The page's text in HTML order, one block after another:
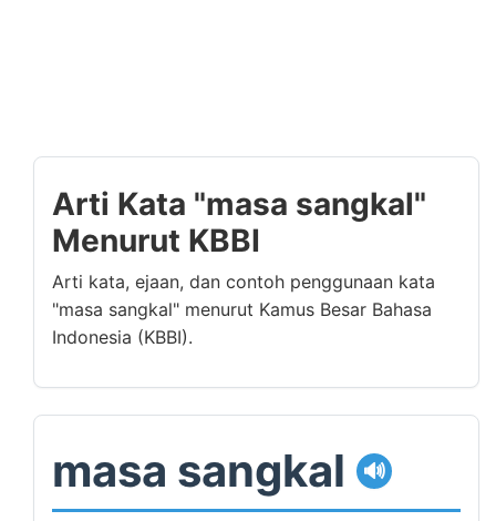
Arti Kata "masa sangkal"
Menurut KBBI
Arti kata, ejaan, dan contoh penggunaan kata
"masa sangkal" menurut Kamus Besar Bahasa
Indonesia (KBBI).
masa sangkal 🔊